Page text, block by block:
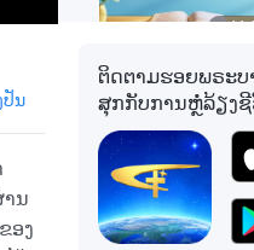
ປັນ
ານ
ອງ
ຕິດຕາມຮອຍພຣະບ
ສຸກກັບການຫຼໍ່ລ້ຽງ